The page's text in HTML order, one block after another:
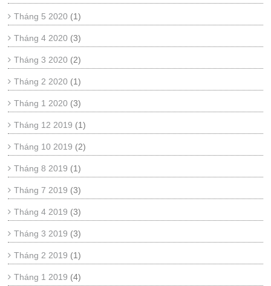
Tháng 5 2020 (1)
Tháng 4 2020 (3)
Tháng 3 2020 (2)
Tháng 2 2020 (1)
Tháng 1 2020 (3)
Tháng 12 2019 (1)
Tháng 10 2019 (2)
Tháng 8 2019 (1)
Tháng 7 2019 (3)
Tháng 4 2019 (3)
Tháng 3 2019 (3)
Tháng 2 2019 (1)
Tháng 1 2019 (4)